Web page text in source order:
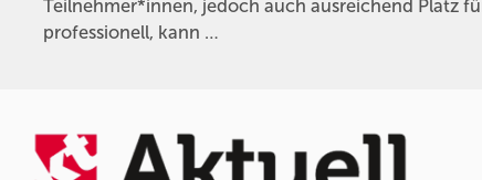
Teilnehmer*innen, jedoch auch ausreichend Platz
professionell, kann …